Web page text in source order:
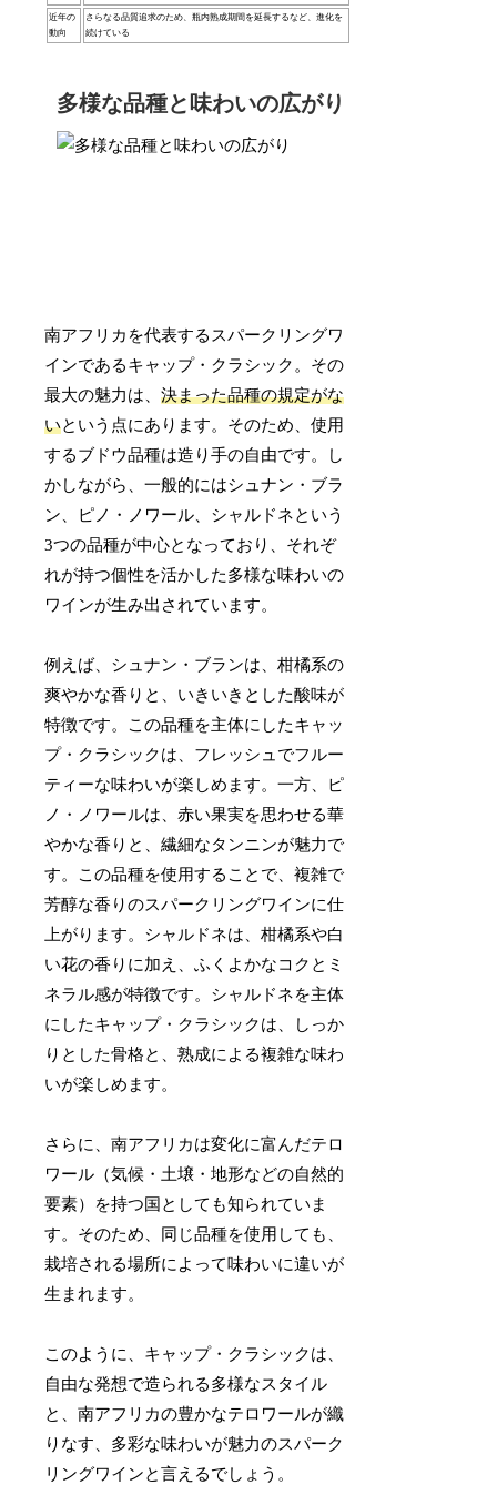
近年の
動向
さらなる品質追求のため、瓶内熟成期間を延長するなど、進化を
続けている
多様な品種と味わいの広がり
南アフリカを代表するスパークリングワ
インであるキャップ・クラシック。その
最大の魅力は、決まった品種の規定がな
いという点にあります。そのため、使用
するブドウ品種は造り手の自由です。し
かしながら、一般的にはシュナン・ブラ
ン、ピノ・ノワール、シャルドネという
3つの品種が中心となっており、それぞ
れが持つ個性を活かした多様な味わいの
ワインが生み出されています。
例えば、シュナン・ブランは、柑橘系の
爽やかな香りと、いきいきとした酸味が
特徴です。この品種を主体にしたキャッ
プ・クラシックは、フレッシュでフルー
ティーな味わいが楽しめます。一方、ピ
ノ・ノワールは、赤い果実を思わせる華
やかな香りと、繊細なタンニンが魅力で
す。この品種を使用することで、複雑で
芳醇な香りのスパークリングワインに仕
上がります。シャルドネは、柑橘系や白
い花の香りに加え、ふくよかなコクとミ
ネラル感が特徴です。シャルドネを主体
にしたキャップ・クラシックは、しっか
りとした骨格と、熟成による複雑な味わ
いが楽しめます。
さらに、南アフリカは変化に富んだテロ
ワール（気候・土壌・地形などの自然的
要素）を持つ国としても知られていま
す。そのため、同じ品種を使用しても、
栽培される場所によって味わいに違いが
生まれます。
このように、キャップ・クラシックは、
自由な発想で造られる多様なスタイル
と、南アフリカの豊かなテロワールが織
りなす、多彩な味わいが魅力のスパーク
リングワインと言えるでしょう。